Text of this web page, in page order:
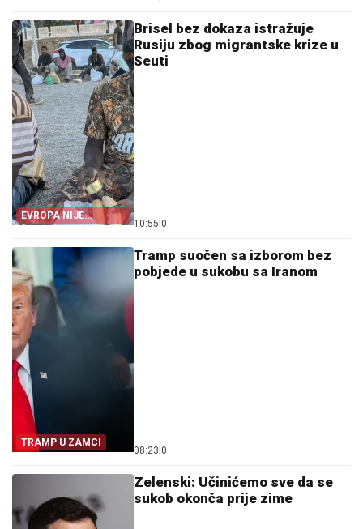
EVROPA NIJE
POMOGLA ŠPANIJI
Brisel bez dokaza istražuje
Rusiju zbog migrantske krize u
Seuti
10:55 0
TRAMP U ZAMCI
Tramp suočen sa izborom bez
pobjede u sukobu sa Iranom
08:23 0
Zelenski: Učinićemo sve da se
sukob okonča prije zime